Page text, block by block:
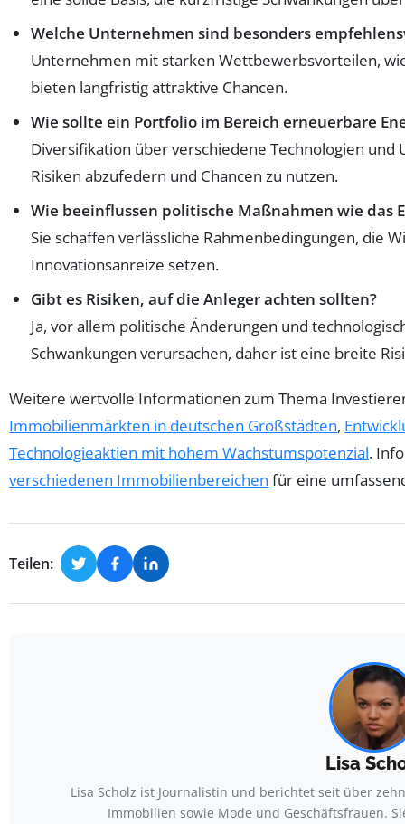
Welche Unternehmen sind besonders
Unternehmen mit starken Wettbewerbsvorteilen,
bieten langfristig attraktive Chancen.
Wie sollte ein Portfolio im Bereich erneuerbare
Diversifikation über verschiedene Technologien
Risiken abzufedern und Chancen zu nutzen.
Wie beeinflussen politische Maßnahmen wie das
Sie schaffen verlässliche Rahmenbedingungen, die
Innovationsanreize setzen.
Gibt es Risiken, auf die Anleger achten sollten?
Ja, vor allem politische Änderungen und
Schwankungen verursachen, daher ist eine breite
Weitere wertvolle Informationen zum Thema
Immobilienmärkten in deutschen Großstädten,
Technologieaktien mit hohem Wachstumspotenzial.
verschiedenen Immobilienbereichen für eine
Teilen:
Lisa
Lisa Scholz ist Journalistin und berichtet seit über
Immobilien sowie Mode und Geschäftsfrauen.